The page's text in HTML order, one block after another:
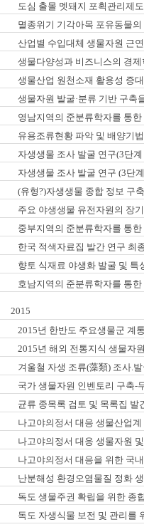
도심 출몰 멧돼지 포획관리제
멸종위기 기각아목 포유동물
산업별 수입대체 생물자원 근
질 탐색 및 발굴
생물다양성과 비즈니스의 경제
생물산업 원천소재 활용성 증
년)
생물자원 발굴·분류 기반 구축
영남지역의 준분류학자를 통
유용조류현황 파악 및 배양기
자생생물 조사 발굴 연구(3단
자생생물 조사 발굴 연구 (3단
(유형?)자생생물 종합 정보 구
주요 야생생물 유전자원의 장
중부지역의 준분류학자를 통
한국 적색자료집 발간 연구 최
적색목록집 영문판 개정)
향토 식재료 야생화 발굴 및 특
호남지역의 준분류학자를 통
2015
2015년 한반도 주요생물군 계
작성 및 DNA바코드 연구 (1차
2015년 해외 전통지식 생물자
겨울철 자생 조류(藻類) 조사.
국가 생물자원 인벤토리 구축-
동물-Ⅵ,Ⅶ)
균류 종목록 검토 및 목록집 발
나고야의정서 대응 생물산업
나고야의정서 대응 생물자원
제
나고야의정서 대응을 위한 국
석 연구(3차년도)
난분해성 환경오염물질 정화
독도 생물주권 확립을 위한 종
독도 자생식물 보전 및 관리를